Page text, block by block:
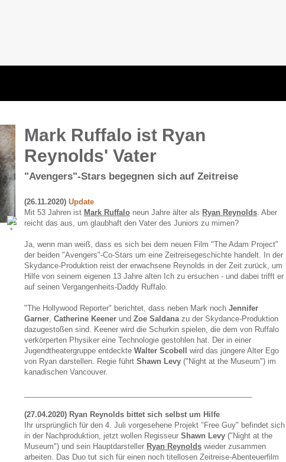
Mark Ruffalo ist Ryan
Reynolds' Vater
"Avengers"-Stars begegnen sich auf Zeitreise
(26.11.2020) Update
Mit 53 Jahren ist Mark Ruffalo neun Jahre älter als Ryan Reynolds. Aber
reicht das aus, um glaubhaft den Vater des Juniors zu mimen?
Ja, wenn man weiß, dass es sich bei dem neuen Film "The Adam Project"
der beiden "Avengers"-Co-Stars um eine Zeitreisegeschichte handelt. In der
Skydance-Produktion reist der erwachsene Reynolds in der Zeit zurück, um
Hilfe von seinem eigenen 13 Jahre alten Ich zu ersuchen - und dabei trifft er
auf seinen Vergangenheits-Daddy Ruffalo.
"The Hollywood Reporter" berichtet, dass neben Mark noch Jennifer
Garner, Catherine Keener und Zoe Saldanazu der Skydance-Produktion
dazugestoßen sind. Keener wird die Schurkin spielen, die dem von Ruffalo
verkörperten Physiker eine Technologie gestohlen hat. Der in einer
Jugendtheatergruppe entdeckte Walter Scobell
wird das jüngere Alter Ego
von Ryan darstellen. Regie führt Shawn Levy ("Night at the Museum") im
kanadischen Vancouver.
(27.04.2020) Ryan Reynolds bittet sich selbst um Hilfe
Ihr ursprünglich für den 4. Juli vorgesehene Projekt "Free Guy" befindet sich
in der Nachproduktion, jetzt wollen Regisseur Shawn Levy ("Night at the
Museum") und sein Hauptdarsteller Ryan Reynolds wieder zusammen
arbeiten. Das Duo tut sich für einen noch titellosen Zeitreise-Abenteuerfilm